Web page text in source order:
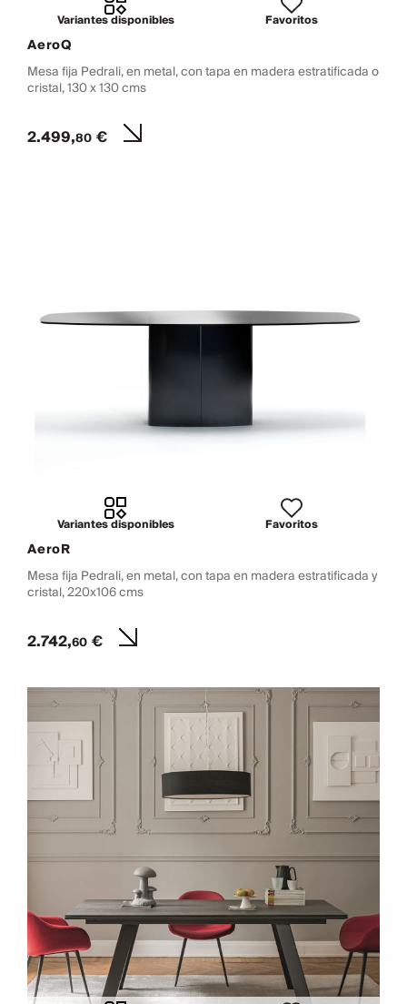
Variantes disponibles Favoritos
AeroQ
Mesa fija Pedrali, en metal, con tapa en madera estratificada o
cristal, 130 x 130 cms
2.499,80€
Variantes disponibles Favoritos
AeroR
Mesa fija Pedrali, en metal, con tapa en madera estratificada y
cristal, 220x106 cms
2.742,60€